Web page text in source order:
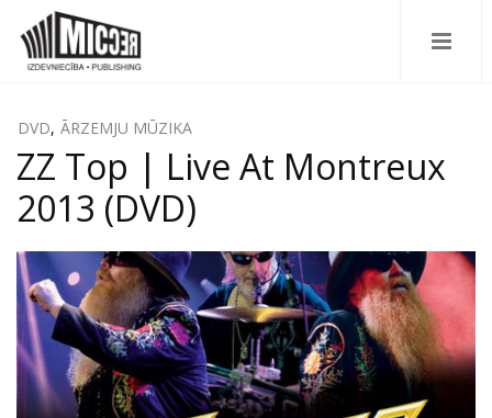
DVD, ĀRZEMJU MŪZIKA
ZZ Top | Live At Montreux
2013 (DVD)